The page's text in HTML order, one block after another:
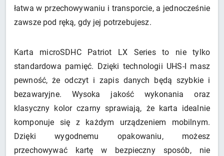
łatwa w przechowywaniu i transporcie, a jednocześnie
zawsze pod ręką, gdy jej potrzebujesz.
Karta microSDHC Patriot LX Series to nie tylko
standardowa pamięć. Dzięki technologii UHS-I masz
pewność, że odczyt i zapis danych będą szybkie i
bezawaryjne. Wysoka jakość wykonania oraz
klasyczny kolor czarny sprawiają, że karta idealnie
komponuje się z każdym urządzeniem mobilnym.
Dzięki wygodnemu opakowaniu, możesz
przechowywać kartę w bezpieczny sposób, nie